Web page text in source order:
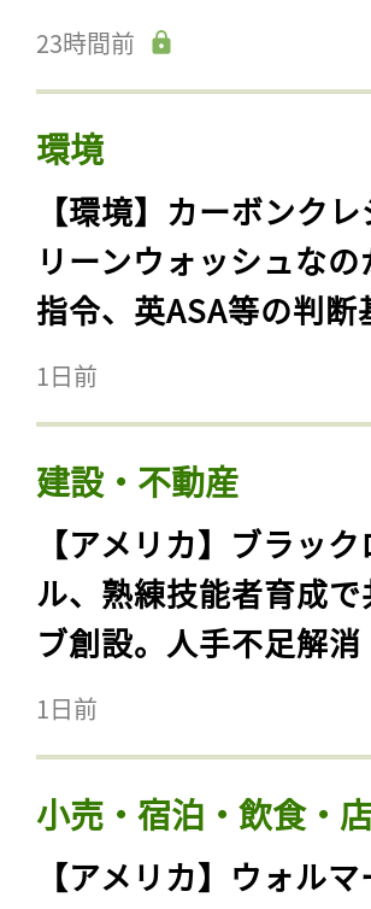
23時間前
環境
【環境】カーボンク
リーンウォッシュな
指令、英ASA等の判断
1日前
建設・不動産
【アメリカ】ブラッ
ル、熟練技能者育成
ブ創設。人手不足解消
1日前
小売・宿泊・飲食・
【アメリカ】ウォル